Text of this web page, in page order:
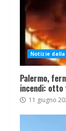
Notizie dalla
Palermo,
incendi:
11 giugno